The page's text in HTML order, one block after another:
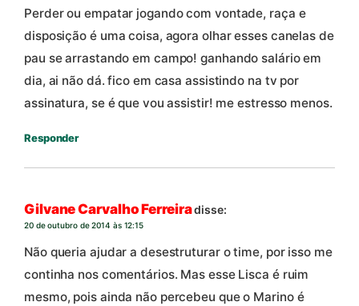
Perder ou empatar jogando com vontade, raça e
disposição é uma coisa, agora olhar esses canelas de
pau se arrastando em campo! ganhando salário em
dia, ai não dá. fico em casa assistindo na tv por
assinatura, se é que vou assistir! me estresso menos.
Responder
Gilvane Carvalho Ferreiradisse:
20 de outubro de 2014 às 12:15
Não queria ajudar a desestruturar o time, por isso me
continha nos comentários. Mas esse Lisca é ruim
mesmo, pois ainda não percebeu que o Marino é